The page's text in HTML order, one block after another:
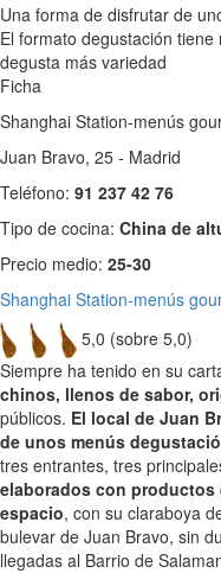
Una forma de disfrutar de
El formato degustación
degusta más variedad
Ficha
Shanghai Station-menús
Juan Bravo, 25 - Madrid
Teléfono: 91 237 42 76
Tipo de cocina: China de
Precio medio: 25-30
Shanghai Station-menús
5,0 (sobre 5,0)
Siempre ha tenido en su
chinos, llenos de sabor,
públicos. El local de Juan
de unos menús
tres entrantes, tres
elaborados con productos
espacio, con su claraboya
bulevar de Juan Bravo, sin
llegadas al Barrio de